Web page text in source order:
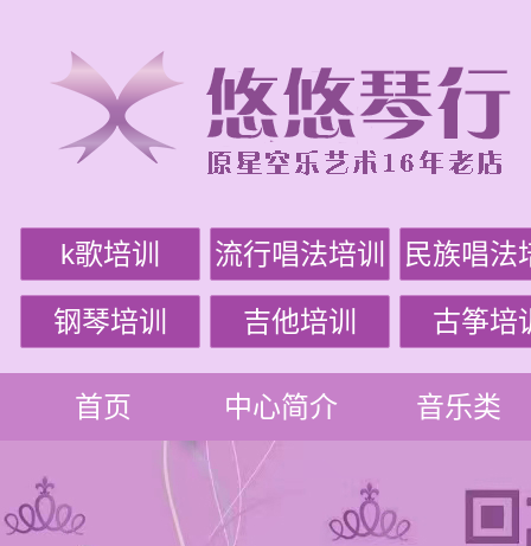
k歌培训 流行唱法培训 民族唱法
钢琴培训 吉他培训 古筝培
首页 中心简介 音乐类